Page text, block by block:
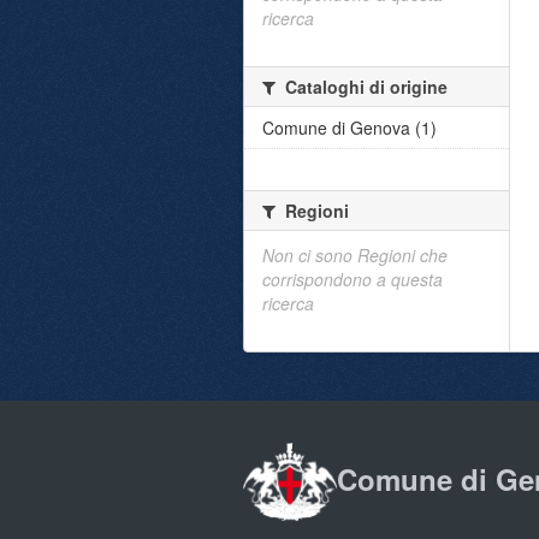
ricerca
Cataloghi di origine
Comune di Genova (1)
Regioni
Non ci sono Regioni che
corrispondono a questa
ricerca
Comune di